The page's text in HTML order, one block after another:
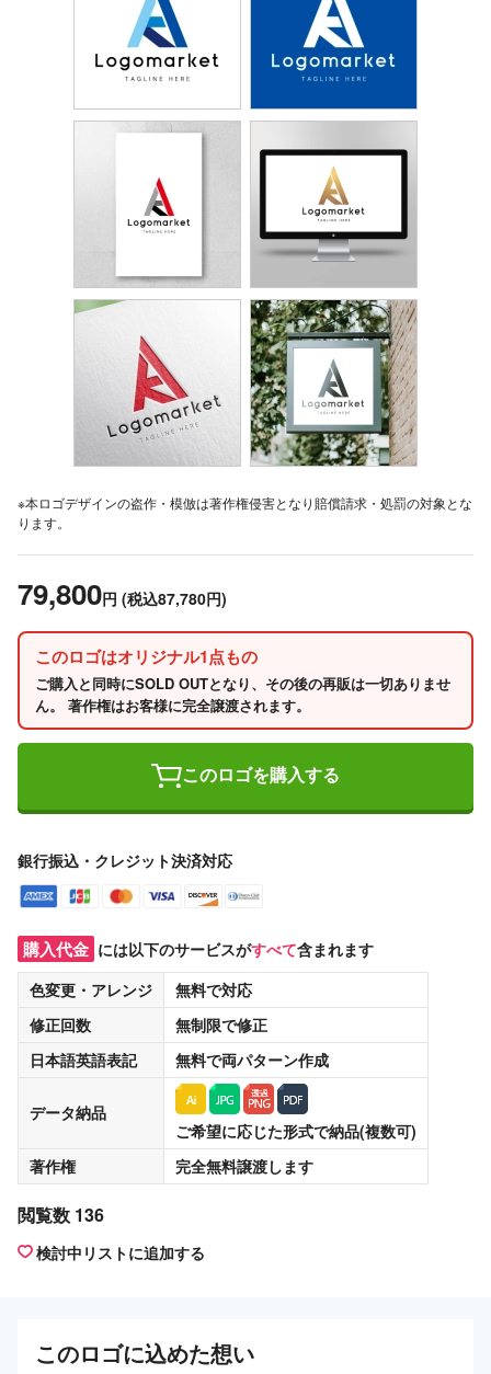
※本ロゴデザインの盗作・模倣は著作権侵害となり賠償請求・処罰の対象とな
ります。
79,800円 (税込87,780円)
このロゴはオリジナル1点もの
ご購入と同時にSOLD OUTとなり、その後の再販は一切ありませ
ん。 著作権はお客様に完全譲渡されます。
このロゴを購入する
銀行振込・クレジット決済対応
購入代金 には以下のサービスがすべて含まれます
色変更・アレンジ
無料で対応
修正回数
無制限で修正
日本語英語表記
無料で両パターン作成
データ納品
ご希望に応じた形式で納品(複数可)
著作権
完全無料譲渡します
閲覧数 136
検討中リストに追加する
このロゴに込めた想い